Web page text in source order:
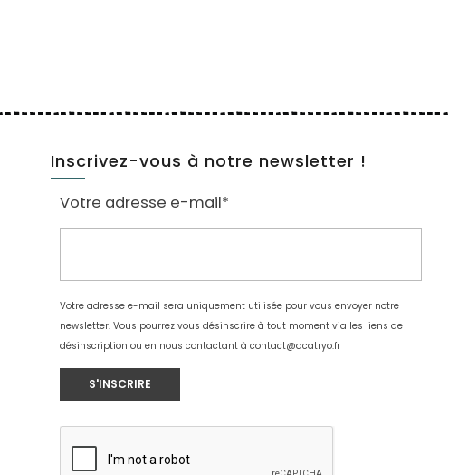
Inscrivez-vous à notre newsletter !
Votre adresse e-mail*
Votre adresse e-mail sera uniquement utilisée pour vous envoyer notre
newsletter. Vous pourrez vous désinscrire à tout moment via les liens de
désinscription ou en nous contactant à contact@acatryo.fr